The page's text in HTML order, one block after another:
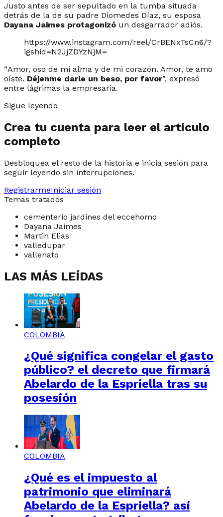
Justo antes de ser sepultado en la tumba situada
detrás de la de su padre Diomedes Díaz, su esposa
Dayana Jaimes protagonizó un desgarrador adiós.
https://www.instagram.com/reel/CrBENxTsCn6/?
igshid=N2JjZDYzNjM=
“Amor, oso de mi alma y de mi corazón. Amor, te amo
oíste. Déjenme darle un beso, por favor”, expresó
entre lágrimas la empresaria.
Sigue leyendo
Crea tu cuenta para leer el artículo
completo
Desbloquea el resto de la historia e inicia sesión para
seguir leyendo sin interrupciones.
RegistrarmeIniciar sesión
Temas tratados
cementerio jardines del eccehomo
Dayana Jaimes
Martin Elias
valledupar
vallenato
LAS MÁS LEÍDAS
COLOMBIA
¿Qué significa congelar el gasto
público? el decreto que firmará
Abelardo de la Espriella tras su
posesión
COLOMBIA
¿Qué es el impuesto al
patrimonio que eliminará
Abelardo de la Espriella? así